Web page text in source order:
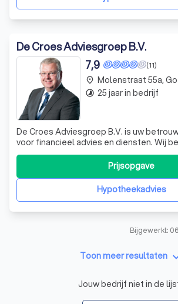
De Croes Adviesgroep B.V.
(11)
7,9
De Croes Adviesgroep B.V. is uw
voor financieel advies en diensten. Wij
leven vol onverwachte wendingen zit en
financiële beslissingen met zich
wij er om u te ontzorgen. Of het nu gaat
bedrijfsgroei of persoonlijke ont
Hypotheekadvies
Prijsopgave
place Molenstraat 55a,
timelapse 25 jaar in bedrijf
Bijgewerkt:
Toon meer resultaten
Jouw bedrijf niet in de